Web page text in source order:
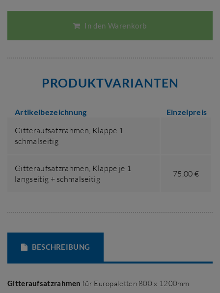
In den Warenkorb
PRODUKTVARIANTEN
Artikelbezeichnung Einzelpreis
Gitteraufsatzrahmen, Klappe 1
schmalseitig
Gitteraufsatzrahmen, Klappe je 1
langseitig + schmalseitig
75,00 €
BESCHREIBUNG
Gitteraufsatzrahmen für Europaletten 800 x 1200mm